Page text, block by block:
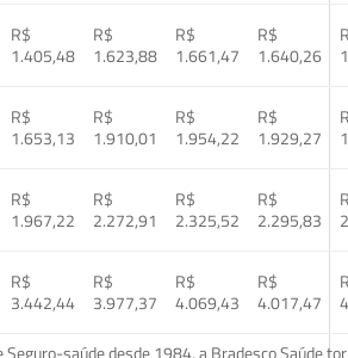
R$
1.405,48
R$
1.623,88
R$
1.661,47
R$
1.640,26
R$
1.653,13
R$
1.910,01
R$
1.954,22
R$
1.929,27
R$
1.967,22
R$
2.272,91
R$
2.325,52
R$
2.295,83
R$
3.442,44
R$
3.977,37
R$
4.069,43
R$
4.017,47